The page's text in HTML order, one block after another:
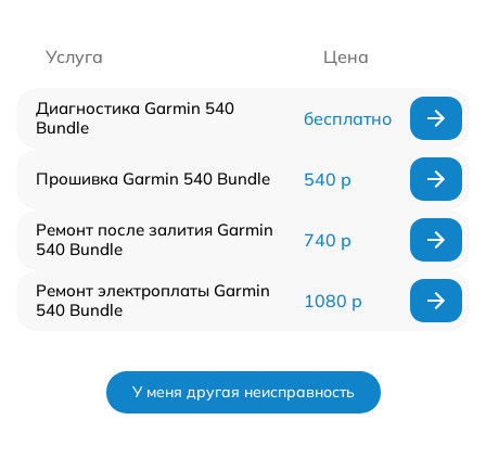
Услуга Цена
Диагностика Garmin 540
Bundle
бесплатно
Прошивка Garmin 540 Bundle 540 р
Ремонт после залития Garmin
540 Bundle
740 р
Ремонт электроплаты Garmin
540 Bundle
1080 р
У меня другая неисправность